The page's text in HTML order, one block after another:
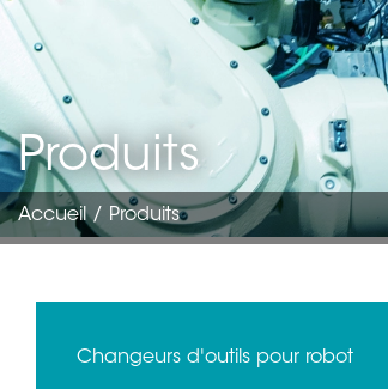
Produits
Accueil/ Produits
Changeurs d'outils pour robot